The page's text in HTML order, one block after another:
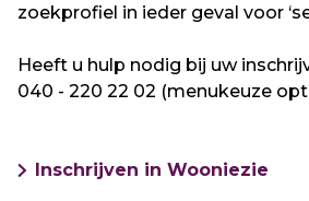
zoekprofiel in ieder geval voor
Heeft u hulp nodig bij uw
040 - 220 22 02 (menukeuze
Inschrijven in Wooniezie